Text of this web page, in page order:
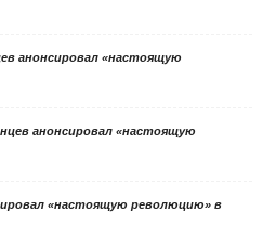
анонсировал «настоящую
анонсировал «настоящую
«настоящую революцию» в